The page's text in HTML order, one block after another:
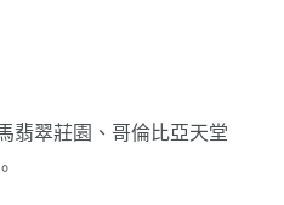
翡翠莊園、哥倫比亞天堂